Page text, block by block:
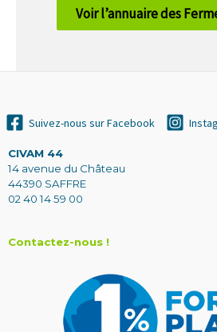
Voir l’annuaire des
Suivez-nous sur Facebook
CIVAM 44
14 avenue du Château
44390 SAFFRE
02 40 14 59 00
Contactez-nous !